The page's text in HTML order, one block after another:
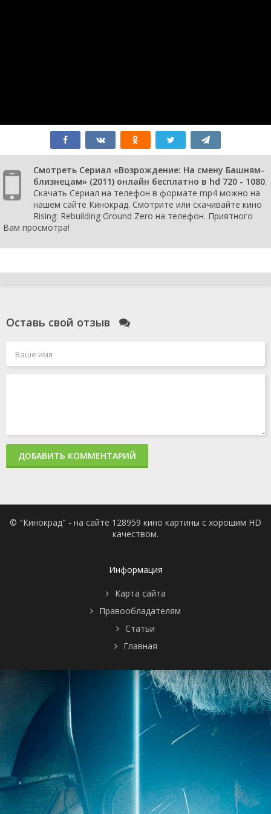
Смотреть Сериал «Возрождение: На смену Башням-
близнецам» (2011) онлайн бесплатно в hd 720 - 1080.
Скачать Сериал на телефон в формате mp4 можно на
нашем сайте Кинокрад. Смотрите или скачивайте кино
Rising: Rebuilding Ground Zero на телефон. Приятного
Вам просмотра!
Оставь свой отзыв
ДОБАВИТЬ КОММЕНТАРИЙ
© "Кинокрад" - на сайте 128959 кино картины с хорошим HD
качеством.
Информация
Карта сайта
Правообладателям
Статьи
Главная